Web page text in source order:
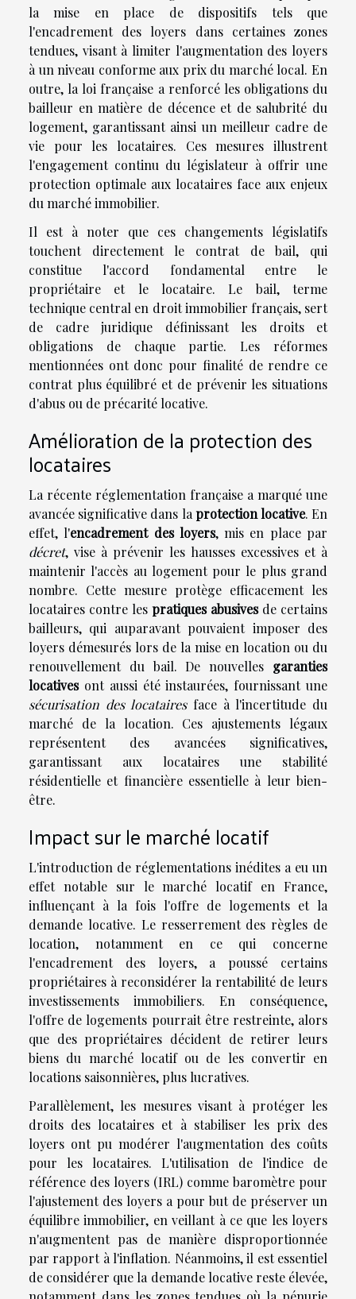
la mise en place de dispositifs tels que
l'encadrement des loyers dans certaines zones
tendues, visant à limiter l'augmentation des loyers
à un niveau conforme aux prix du marché local. En
outre, la loi française a renforcé les obligations du
bailleur en matière de décence et de salubrité du
logement, garantissant ainsi un meilleur cadre de
vie pour les locataires. Ces mesures illustrent
l'engagement continu du législateur à offrir une
protection optimale aux locataires face aux enjeux
du marché immobilier.
Il est à noter que ces changements législatifs
touchent directement le contrat de bail, qui
constitue l'accord fondamental entre le
propriétaire et le locataire. Le bail, terme
technique central en droit immobilier français, sert
de cadre juridique définissant les droits et
obligations de chaque partie. Les réformes
mentionnées ont donc pour finalité de rendre ce
contrat plus équilibré et de prévenir les situations
d'abus ou de précarité locative.
Amélioration de la protection des
locataires
La récente réglementation française a marqué une
avancée significative dans la protection locative. En
effet, l'encadrement des loyers, mis en place par
décret, vise à prévenir les hausses excessives et à
maintenir l'accès au logement pour le plus grand
nombre. Cette mesure protège efficacement les
locataires contre les pratiques abusivesde certains
bailleurs, qui auparavant pouvaient imposer des
loyers démesurés lors de la mise en location ou du
renouvellement du bail. De nouvelles garanties
locativesont aussi été instaurées, fournissant une
sécurisation des locatairesface à l'incertitude du
marché de la location. Ces ajustements légaux
représentent des avancées significatives,
garantissant aux locataires une stabilité
résidentielle et financière essentielle à leur bien-
être.
Impact sur le marché locatif
L'introduction de réglementations inédites a eu un
effet notable sur le marché locatif en France,
influençant à la fois l'offre de logements et la
demande locative. Le resserrement des règles de
location, notamment en ce qui concerne
l'encadrement des loyers, a poussé certains
propriétaires à reconsidérer la rentabilité de leurs
investissements immobiliers. En conséquence,
l'offre de logements pourrait être restreinte, alors
que des propriétaires décident de retirer leurs
biens du marché locatif ou de les convertir en
locations saisonnières, plus lucratives.
Parallèlement, les mesures visant à protéger les
droits des locataires et à stabiliser les prix des
loyers ont pu modérer l'augmentation des coûts
pour les locataires. L'utilisation de l'indice de
référence des loyers (IRL) comme baromètre pour
l'ajustement des loyers a pour but de préserver un
équilibre immobilier, en veillant à ce que les loyers
n'augmentent pas de manière disproportionnée
par rapport à l'inflation. Néanmoins, il est essentiel
de considérer que la demande locative reste élevée,